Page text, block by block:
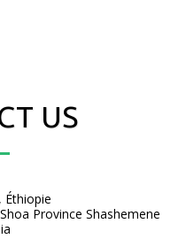
US
Éthiopie
Province Shashemene